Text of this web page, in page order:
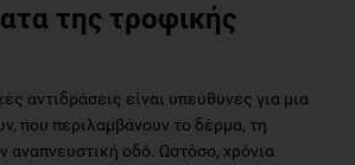
της τροφικής
αντιδράσεις είναι υπεύθυνες για μια
που περιλαμβάνουν το δέρμα, τη
αναπνευστική οδό. Ωστόσο, χρόνια